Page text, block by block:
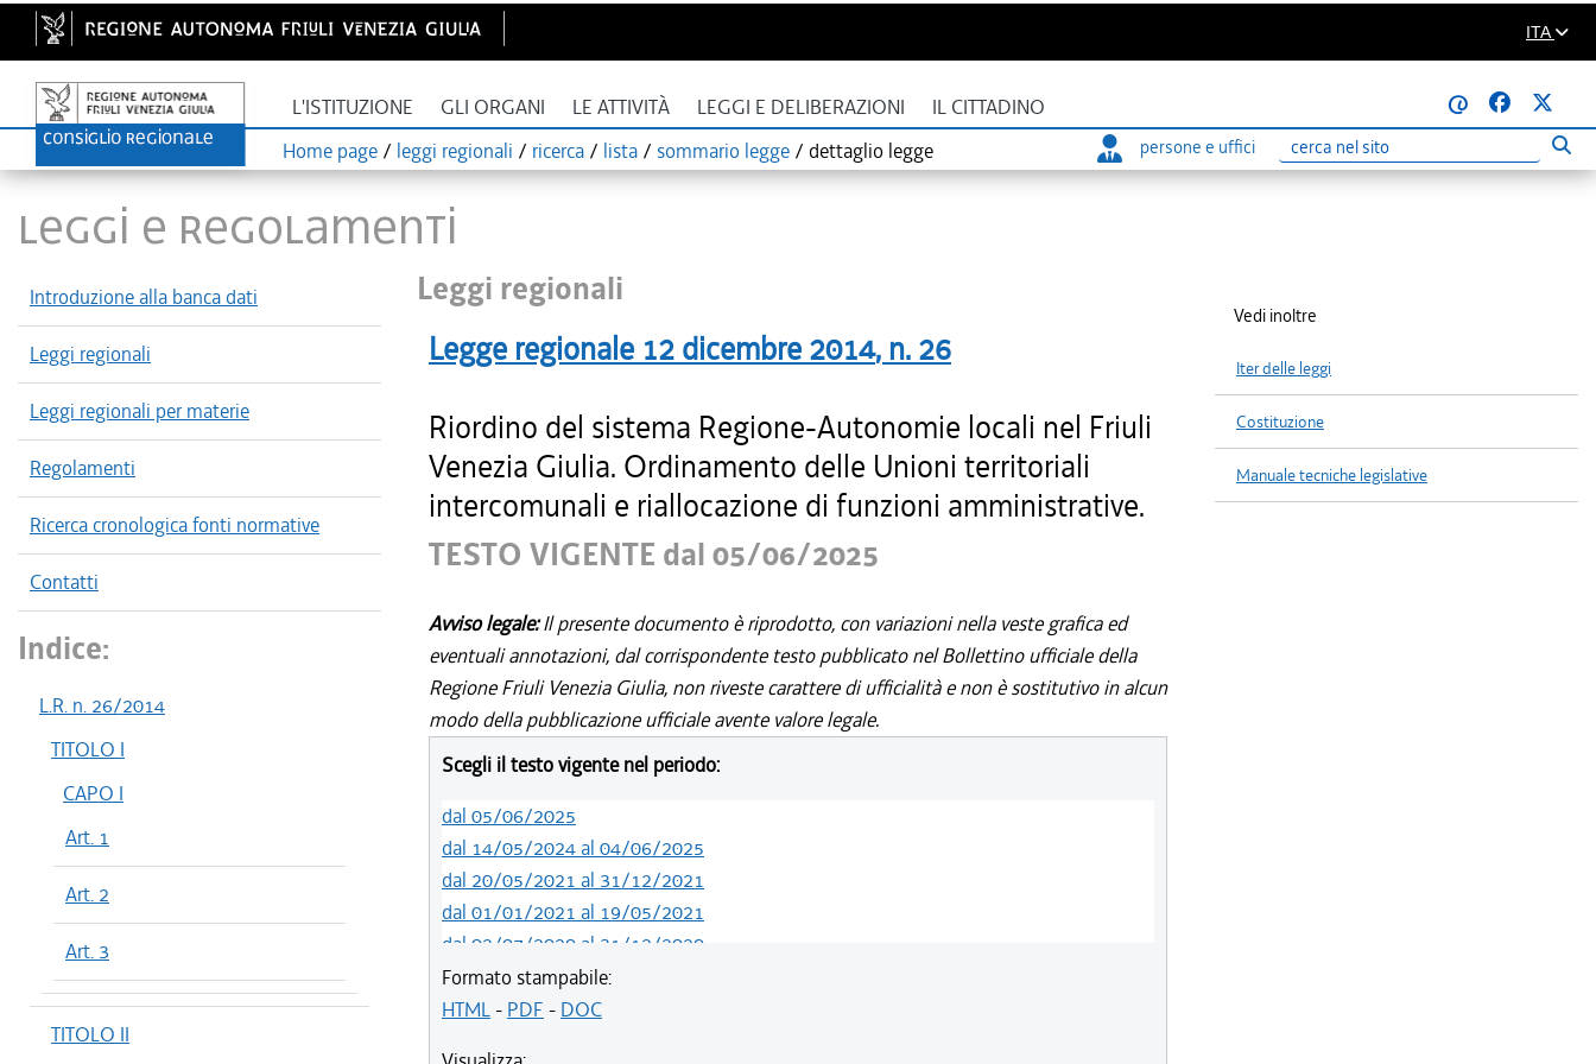
ITA
L'ISTITUZIONE GLI ORGANI LE ATTIVITÀ LEGGI E DELIBERAZIONI IL CITTADINO
@
Home page / leggi regionali / ricerca / lista / sommario legge / dettaglio legge persone e uffici
Ricerca
LEGGI E REGOLAMENTI
Introduzione alla banca dati
Leggi regionali
Leggi regionali per materie
Regolamenti
Ricerca cronologica fonti normative
Contatti
Indice:
L.R. n. 26/2014
TITOLO I
CAPO I
Art. 1
Art. 2
Art. 3
TITOLO II
Leggi regionali
Legge regionale 12 dicembre 2014, n. 26
Riordino del sistema Regione-Autonomie locali nel Friuli
Venezia Giulia. Ordinamento delle Unioni territoriali
intercomunali e riallocazione di funzioni amministrative.
TESTO VIGENTE dal 05/06/2025
Avviso legale:Il presente documento è riprodotto, con variazioni nella veste grafica ed
eventuali annotazioni, dal corrispondente testo pubblicato nel Bollettino ufficiale della
Regione Friuli Venezia Giulia, non riveste carattere di ufficialità e non è sostitutivo in alcun
modo della pubblicazione ufficiale avente valore legale.
Scegli il testo vigente nel periodo:
dal 05/06/2025
dal 14/05/2024 al 04/06/2025
dal 20/05/2021 al 31/12/2021
dal 01/01/2021 al 19/05/2021
dal 02/07/2020 al 31/12/2020
dal 01/07/2020 al 01/07/2020
dal 21/05/2020 al 30/06/2020
Formato stampabile:
HTML- PDF - DOC
Vedi inoltre
Iter delle leggi
Costituzione
Manuale tecniche legislative